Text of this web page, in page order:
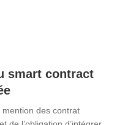
smart contract
mention des contrat